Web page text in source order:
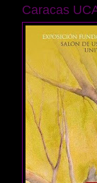
Caracas